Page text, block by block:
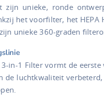
zijn unieke, ronde
het voorfilter, het
unieke 360-graden
in-1 Filter vormt de
de luchtkwaliteit